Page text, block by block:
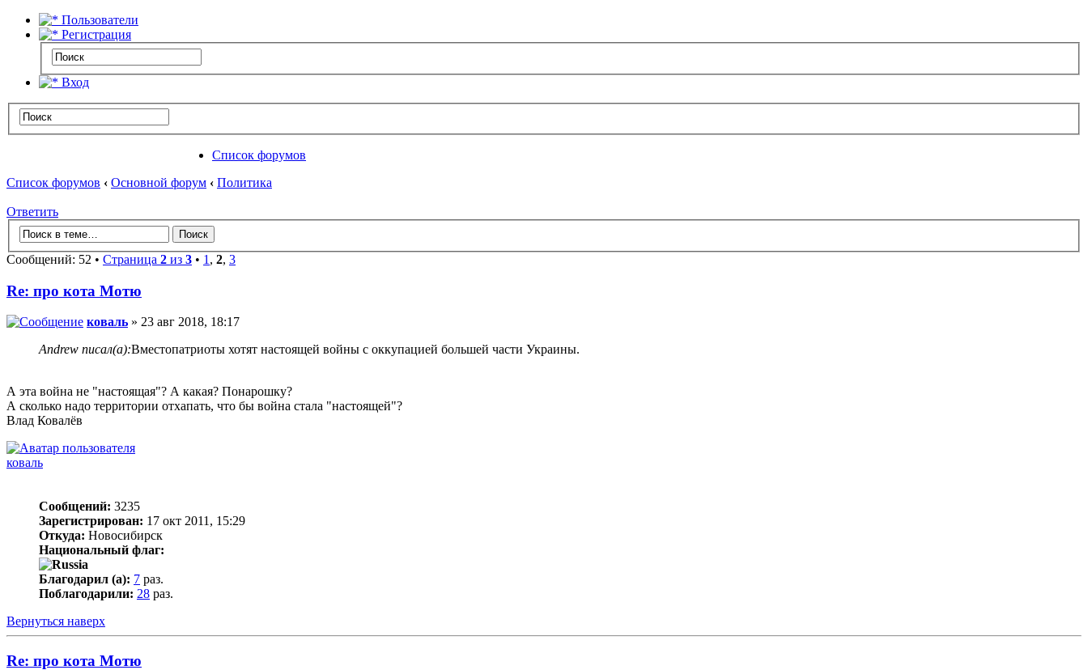
Пользователи
Регистрация
Вход
Список форумов
Список форумов ‹ Основной форум ‹ Политика
Ответить
Сообщений: 52 • Страница 2 из 3 • 1 , 2, 3
Re: про кота Мотю
коваль » 23 авг 2018, 18:17
Andrew писал(а):Вместопатриоты хотят настоящей войны с оккупацией большeй части Украины.
А эта война не "настоящая"? А какая? Понарошку?
А сколько надо территории отхапать, что бы война стала "настоящей"?
Влад Ковалёв
коваль
Сообщений: 3235
Зарегистрирован: 17 окт 2011, 15:29
Откуда: Новосибирск
Национальный флаг:
Благодарил (а): 7 раз.
Поблагодарили: 28 раз.
Вернуться наверх
Re: про кота Мотю